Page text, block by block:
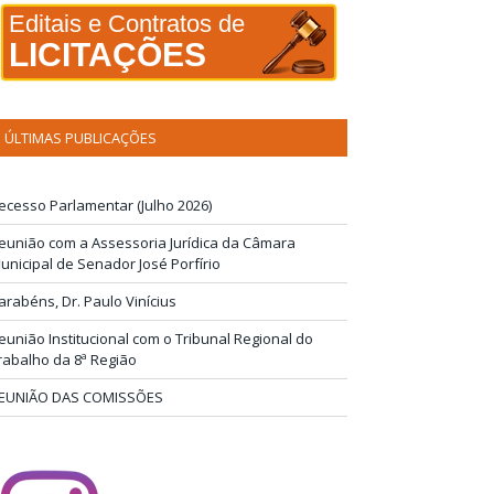
Editais e Contratos de
LICITAÇÕES
ÚLTIMAS PUBLICAÇÕES
Parlamentar (Julho 2026)
com a Assessoria Jurídica da Câmara
de Senador José Porfírio
Dr. Paulo Vinícius
Institucional com o Tribunal Regional do
da 8ª Região
DAS COMISSÕES